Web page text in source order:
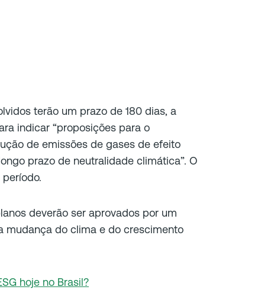
terão um prazo de 180 dias, a
indicar “proposições para o
de emissões de gases de efeito
prazo de neutralidade climática”. O
deverão ser aprovados por um
mudança do clima e do crescimento
hoje no Brasil?